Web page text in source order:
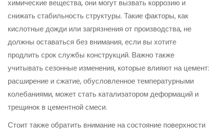
химические вещества, они могут вызвать коррозию и
снижать стабильность структуры. Такие факторы, как
кислотные дожди или загрязнения от производства, не
должны оставаться без внимания, если вы хотите
продлить срок службы конструкций. Важно также
учитывать сезонные изменения, которые влияют на цемент:
расширение и сжатие, обусловленное температурными
колебаниями, может стать катализатором деформаций и
трещинок в цементной смеси.
Стоит также обратить внимание на состояние поверхности